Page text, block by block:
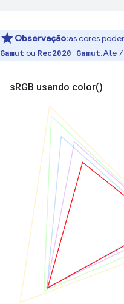
Observação:as cores
Gamutou Rec2020 Gamut.Até
s RGB usando color()